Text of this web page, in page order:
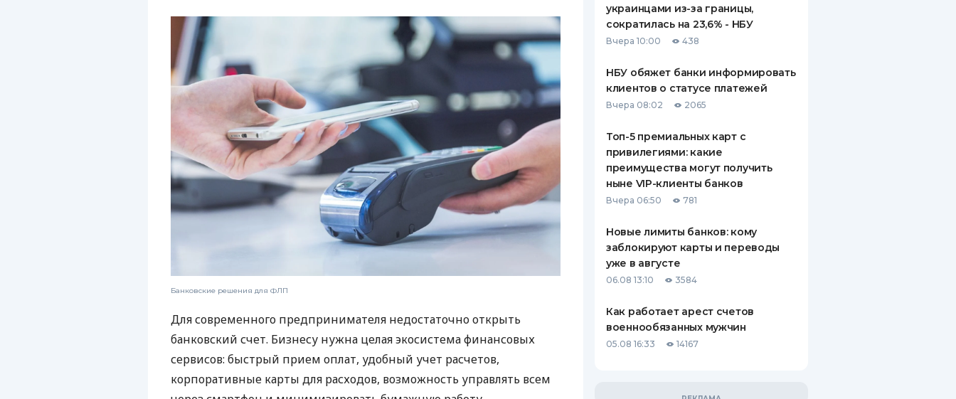
Банковские решения для ФЛП
Для современного предпринимателя недостаточно открыть
банковский счет. Бизнесу нужна целая экосистема финансовых
сервисов: быстрый прием оплат, удобный учет расчетов,
корпоративные карты для расходов, возможность управлять всем
украинцами из-за границы,
сократилась на 23,6% - НБУ
Вчера 10:00 438
НБУ обяжет банки информировать
клиентов о статусе платежей
Вчера 08:02 2065
Топ-5 премиальных карт с
привилегиями: какие
преимущества могут получить
ныне VIP-клиенты банков
Вчера 06:50 781
Новые лимиты банков: кому
заблокируют карты и переводы
уже в августе
06.08 13:10 3584
Как работает арест счетов
военнообязанных мужчин
05.08 16:33 14167